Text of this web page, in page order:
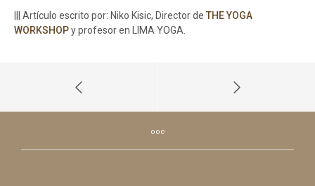
||| Artículo escrito por: Niko Kisic, Director de THE YOGA
WORKSHOPy profesor en LIMA YOGA.